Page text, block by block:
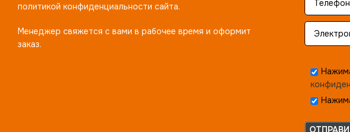
политикой конфиденциальности сайта.
Менеджер свяжется с вами в рабочее время и оформит
заказ.